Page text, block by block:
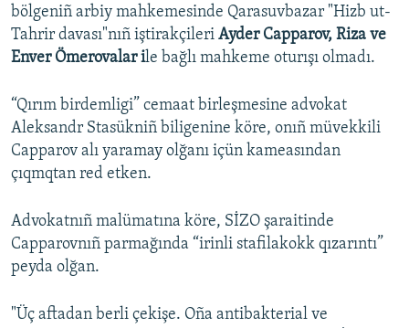
RFE/RS bütün saytları
bölgeniñ arbiy mahkemesinde Qarasuvbazar "Hizb ut-
Tahrir davası"nıñ iştirakçileri Ayder Capparov, Riza ve
Enver Ömerovalar ile bağlı mahkeme oturışı olmadı.
“Qırım birdemligi” cemaat birleşmesine advokat
Aleksandr Stasükniñ biligenine köre, onıñ müvekkili
Capparov alı yaramay olğanı içün kameasından
çıqmqtan red etken.
Advokatnıñ malümatına köre, SİZO şaraitinde
Capparovnıñ parmağında “irinli stafilakokk qızarıntı”
peyda olğan.
"Üç aftadan berli çekişe. Oña antibakterial ve